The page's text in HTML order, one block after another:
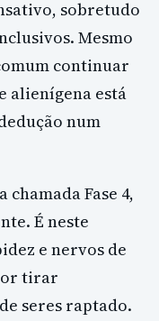
sobretudo
Mesmo
continuar
alienígena está
num
Fase 4,
É neste
e nervos de
tirar
seres raptado.